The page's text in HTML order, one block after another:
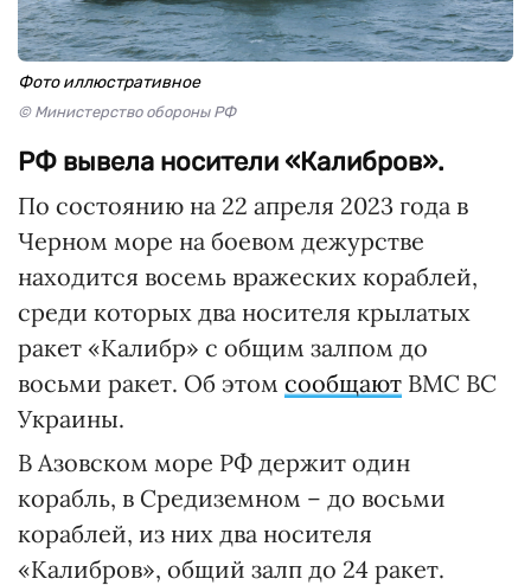
Фото иллюстративное
© Министерство обороны РФ
РФ вывела носители «Калибров».
По состоянию на 22 апреля 2023 года в
Черном море на боевом дежурстве
находится восемь вражеских кораблей,
среди которых два носителя крылатых
ракет «Калибр» с общим залпом до
восьми ракет. Об этом сообщают ВМС ВС
Украины.
В Азовском море РФ держит один
корабль, в Средиземном – до восьми
кораблей, из них два носителя
«Калибров», общий залп до 24 ракет.